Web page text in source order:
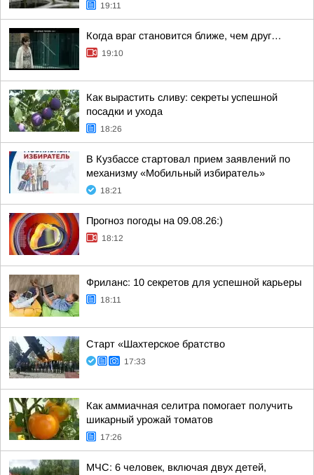
19:11
Когда враг становится ближе, чем друг…
19:10
Как вырастить сливу: секреты успешной
посадки и ухода
18:26
В Кузбассе стартовал прием заявлений по
механизму «Мобильный избиратель»
18:21
Прогноз погоды на 09.08.26:)
18:12
Фриланс: 10 секретов для успешной карьеры
18:11
Старт «Шахтерское братство
17:33
Как аммиачная селитра помогает получить
шикарный урожай томатов
17:26
МЧС: 6 человек, включая двух детей,